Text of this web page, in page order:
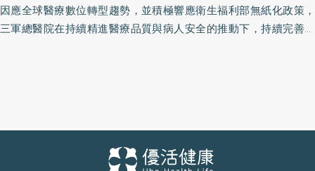
因應全球醫療數位轉型趨勢，並積極響應衛生福利部無紙化政策，
三軍總醫院在持續精進醫療品質與病人安全的推動下，持續完善電
域已具備國際標準，更是展現數位轉型深厚實力的重要成果。 結合